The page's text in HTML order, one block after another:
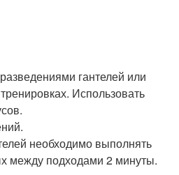
гантелей или
Использовать
необходимо выполнять
между подходами 2 минуты.